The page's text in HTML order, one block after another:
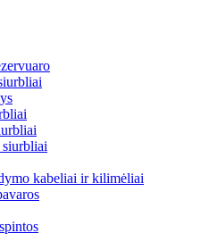
kabeliai ir kilimėliai